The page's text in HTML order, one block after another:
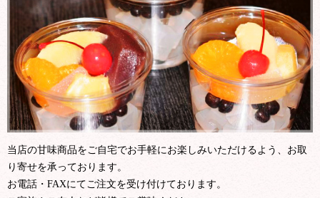
当店の甘味商品をご自宅でお手軽にお楽しみいただけるよう、お取
り寄せを承っております。
お電話・FAXにてご注文を受け付けております。